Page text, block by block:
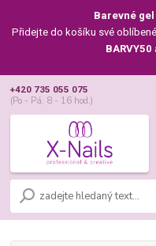
Barevné
Přidejte do košíku své
BARVY50
+420 735 055 075
(Po - Pá, 8 - 16 hod.)